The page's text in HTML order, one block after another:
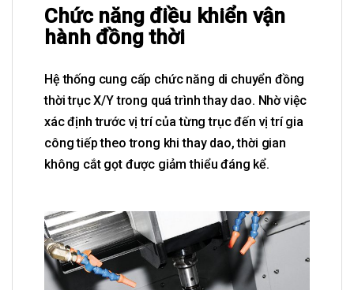
Chức năng điều khiển vận
hành đồng thời
Hệ thống cung cấp chức năng di chuyển đồng
thời trục X/Y trong quá trình thay dao. Nhờ việc
xác định trước vị trí của từng trục đến vị trí gia
công tiếp theo trong khi thay dao, thời gian
không cắt gọt được giảm thiểu đáng kể.